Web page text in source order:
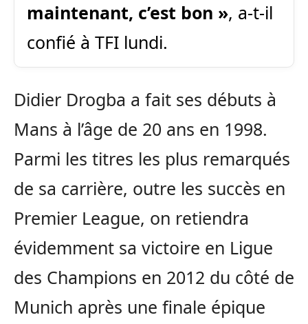
maintenant, c’est bon », a-t-il
confié à TFI lundi.
Didier Drogba a fait ses débuts à
Mans à l’âge de 20 ans en 1998.
Parmi les titres les plus remarqués
de sa carrière, outre les succès en
Premier League, on retiendra
évidemment sa victoire en Ligue
des Champions en 2012 du côté de
Munich après une finale épique